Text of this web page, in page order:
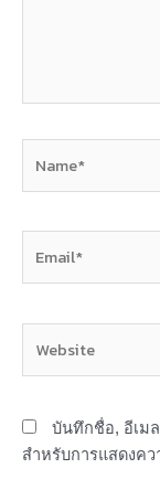
บันทึกชื่อ, อีเม
สำหรับการแสดงคว